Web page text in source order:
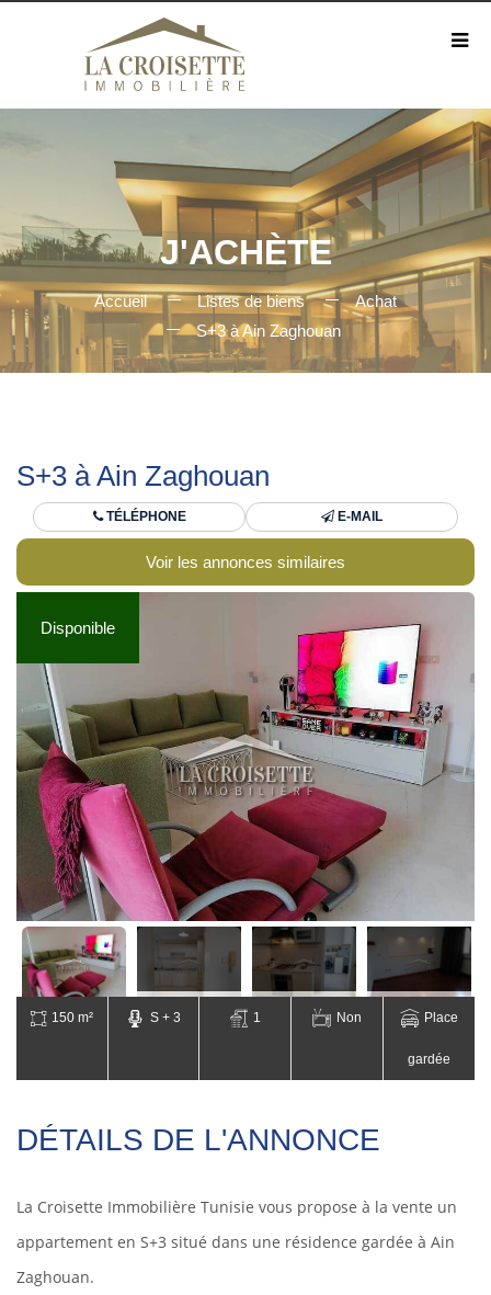
J'ACHÈTE
Accueil Listes de biens
Achat
S+3 à Ain Zaghouan
S+3 à Ain Zaghouan
TÉLÉPHONE E-MAIL
Voir les annonces similaires
Disponible
150 m² S + 3 1 Non Place
gardée
DÉTAILS DE L'ANNONCE
La Croisette Immobilière Tunisie vous propose à la vente un
appartement en S+3 situé dans une résidence gardée à Ain
Zaghouan.